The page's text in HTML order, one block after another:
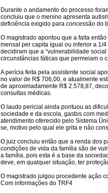
Durante o andamento do processo
concluiu que o menino apresenta
deficiência exigido para concessão do
O magistrado apontou que a falta
mensal per capita igual ou inferior a 1/
decidiram que a “vulnerabilidade
circunstâncias fáticas que permeiam o
A perícia feita pela assistente social
no valor de R$ 706,00, e atualmente
de aproximadamente R$ 2.578,87,
consultas médicas.
O laudo pericial ainda pontuou as
sociedade e da escola, gastos com
atendimento oferecido pelo Sistema
se, motivo pelo qual ele grita e não
O juiz concluiu então que a renda dos
condições de vida da família são de
a família, pois esta é a base da
deve, em qualquer situação, ter
O magistrado julgou procedente ação
Com informações do TRF4